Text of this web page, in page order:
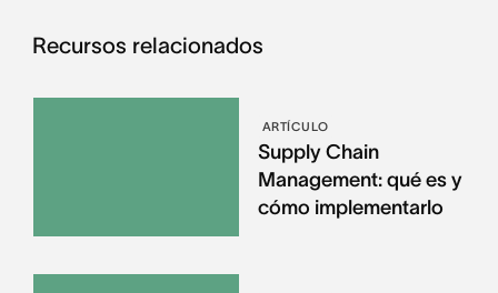
Recursos relacionados
ARTÍCULO
Supply Chain
Management: qué es y
cómo implementarlo